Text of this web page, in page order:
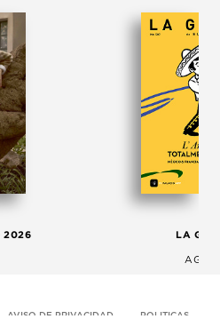
2026 LA
AVISO DE PRIVACIDAD POLITICAS